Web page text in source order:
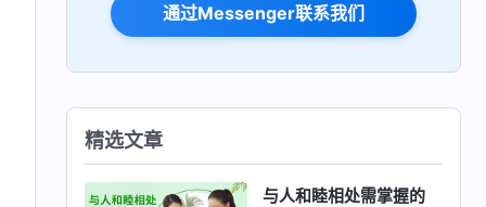
通过Messenger联系我们
精选文章
与人和睦相处需掌握的